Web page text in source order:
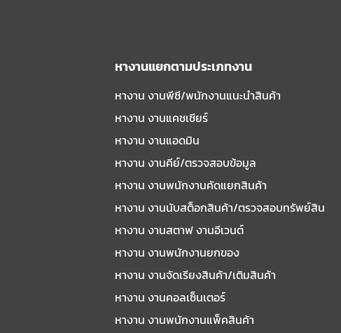
หางานแยกตามประเภทงาน
หางาน งานพีซี/พนักงานแนะนําสินค้า
หางาน งานแคชเชียร์
หางาน งานแอดมิน
หางาน งานคีย์/ตรวจสอบข้อมูล
หางาน งานพนักงานคัดแยกสินค้า
หางาน งานนับสต็อกสินค้า/ตรวจสอบทรัพย์สิน
หางาน งานสตาฟ งานอีเวนต์
หางาน งานพนักงานยกของ
หางาน งานจัดเรียงสินค้า/เติมสินค้า
หางาน งานคอลเซ็นเตอร์
หางาน งานพนักงานแพ็คสินค้า